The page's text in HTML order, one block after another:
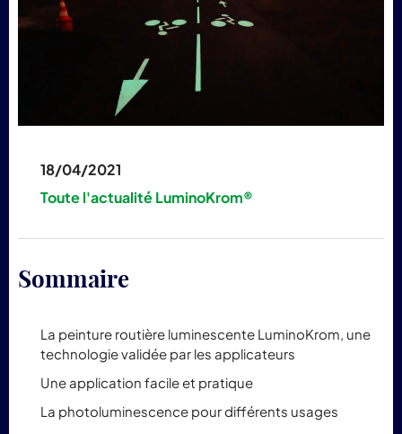
18/04/2021
Toute l'actualité LuminoKrom®
Sommaire
La peinture routière luminescente LuminoKrom, une
technologie validée par les applicateurs
Une application facile et pratique
La photoluminescence pour différents usages